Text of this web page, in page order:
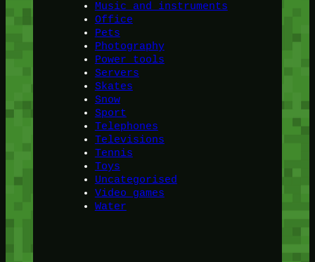
Music and instruments
Office
Pets
Photography
Power tools
Servers
Skates
Snow
Sport
Telephones
Televisions
Tennis
Toys
Uncategorised
Video games
Water